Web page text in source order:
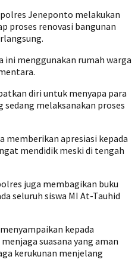
Jeneponto melakukan
proses renovasi bangunan
ini menggunakan rumah warga
diri untuk menyapa para
sedang melaksanakan proses
memberikan apresiasi kepada
mendidik meski di tengah
juga membagikan buku
seluruh siswa MI At-Tauhid
kepada
suasana yang aman
kerukunan menjelang